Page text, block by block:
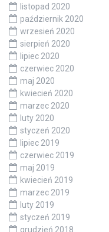
listopad 2020
październik 2020
wrzesień 2020
sierpień 2020
lipiec 2020
czerwiec 2020
maj 2020
kwiecień 2020
marzec 2020
luty 2020
styczeń 2020
lipiec 2019
czerwiec 2019
maj 2019
kwiecień 2019
marzec 2019
luty 2019
styczeń 2019
grudzień 2018